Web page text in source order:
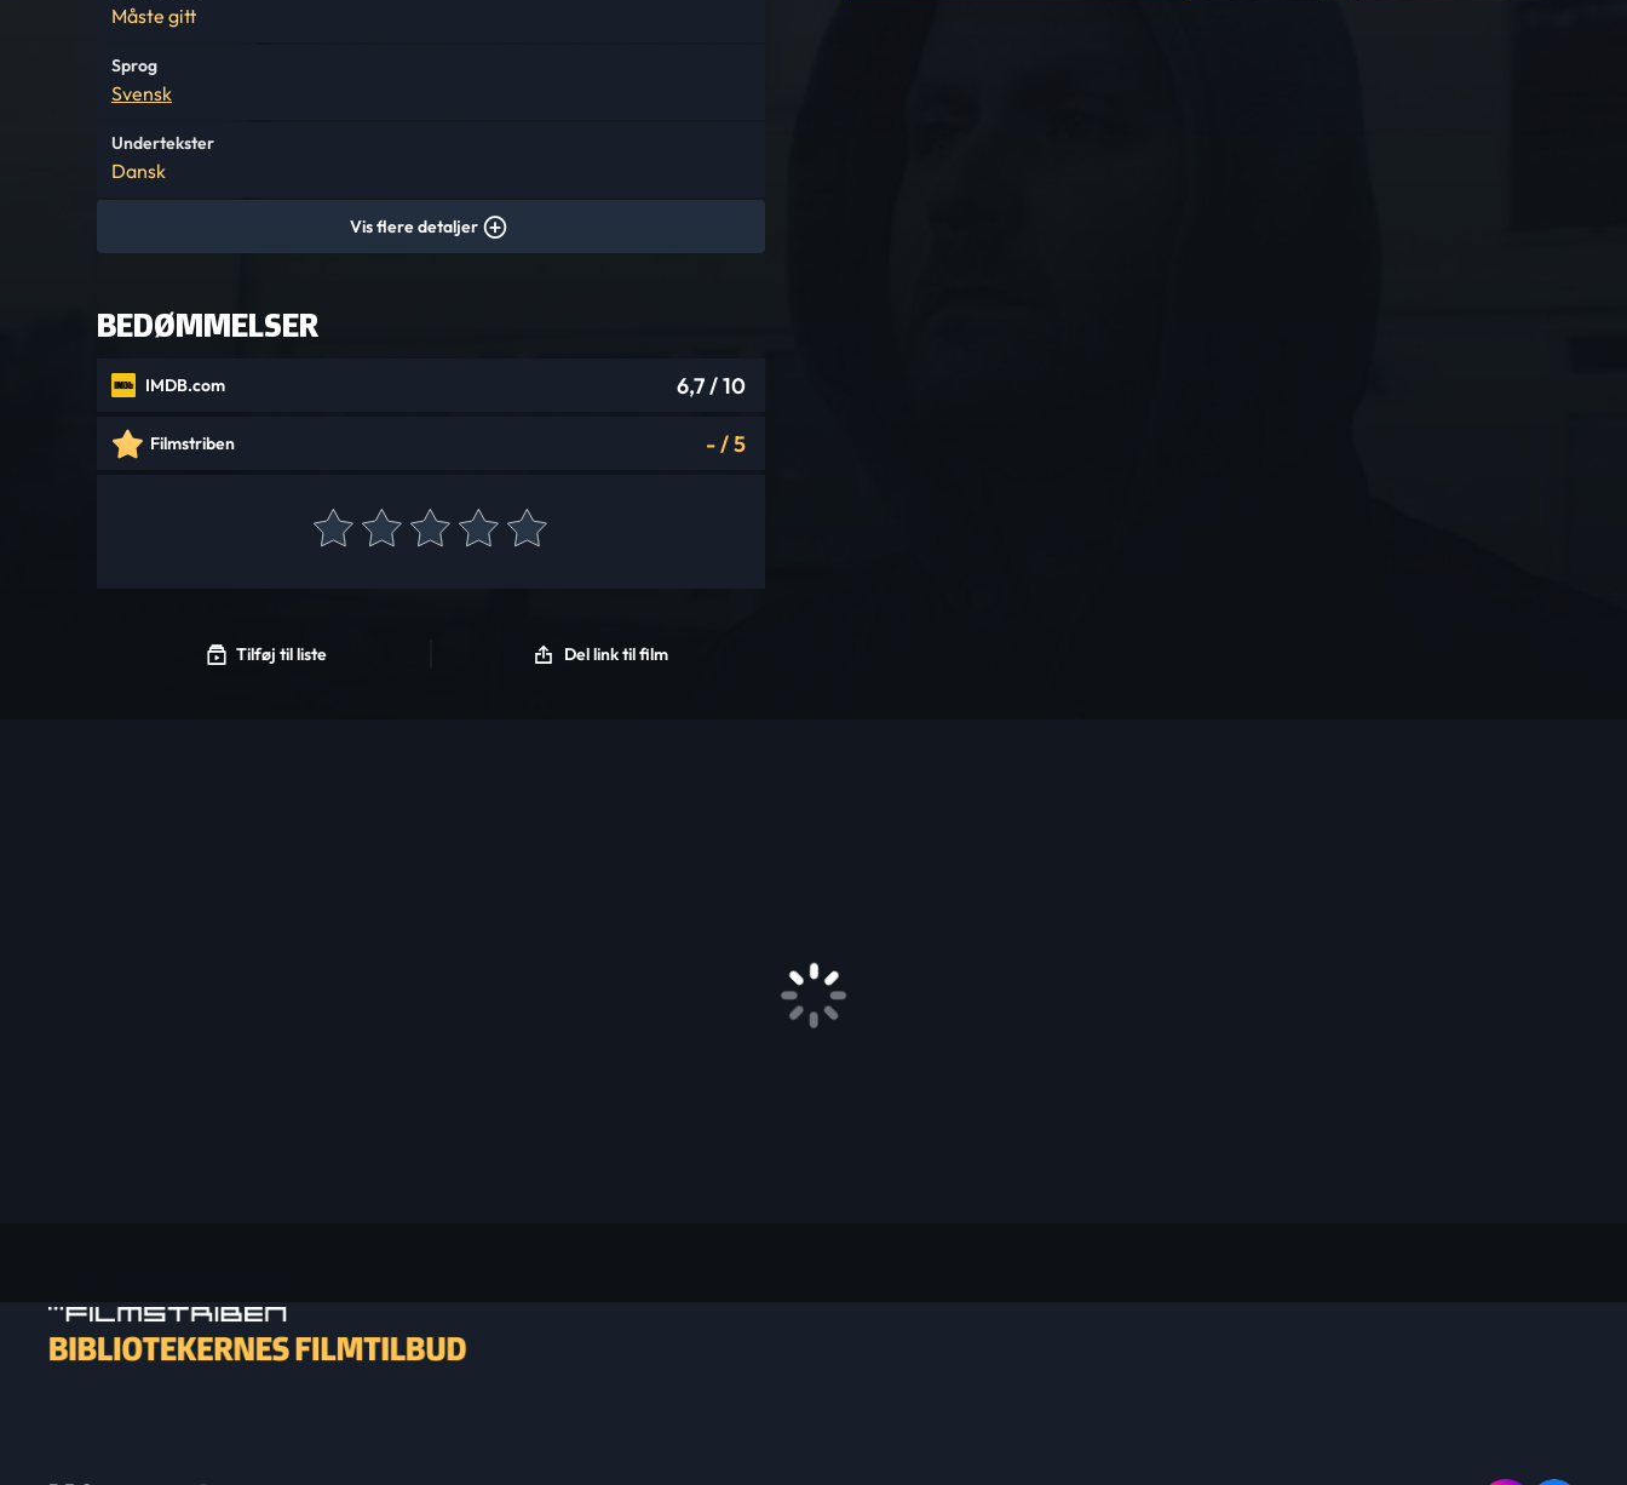
Måste gitt
Sprog
Svensk
Undertekster
Dansk
Vis flere detaljer
BEDØMMELSER
IMDB.com 6,7/ 10
Filmstriben -/5
Tilføj til liste Del link til film